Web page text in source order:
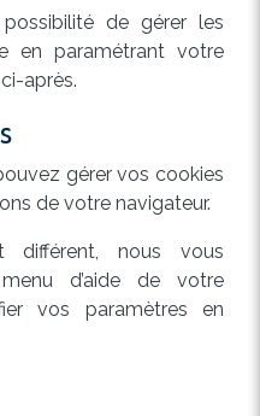
de gérer les
en paramétrant votre
après.
gérer vos cookies
de votre navigateur.
différent, nous vous
d’aide de votre
vos paramètres en